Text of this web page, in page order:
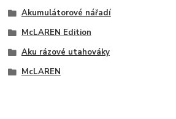
Akumulátorové nářadí
McLAREN Edition
Aku rázové utahováky
McLAREN